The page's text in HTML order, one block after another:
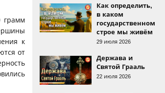
грамм
к
от
Как определить,
в каком
государственном
строе мы живём
29 июля 2026
Держава и
Святой Грааль
22 июля 2026